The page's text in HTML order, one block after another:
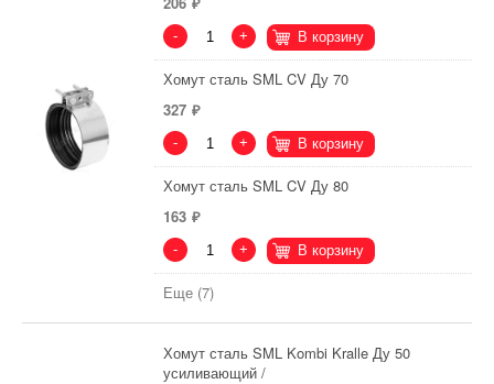
- + В корзину
Хомут сталь SML CV Ду 70
327
- + В корзину
Хомут сталь SML CV Ду 80
163
- + В корзину
Еще (7)
Хомут сталь SML Kombi Kralle Ду 50
усиливающий /